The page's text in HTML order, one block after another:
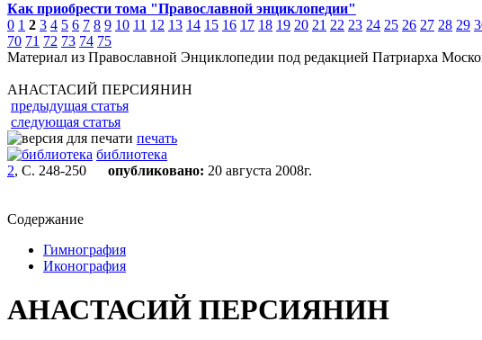
Как приобрести тома "Православной энциклопедии"
0 1 2 3 4 5 6 7 8 9 10 11 12 13 14 15 16 17 18 19 20 21 22 23 24 25 26 27 28 29
70 71 72 73 74 75
Материал из Православной Энциклопедии под редакцией Патриарха
АНАСТАСИЙ ПЕРСИЯНИН
предыдущая статья
следующая статья
печать
библиотека
2, С. 248-250 опубликовано: 20 августа 2008г.
Содержание
Гимнография
Иконография
АНАСТАСИЙ ПЕРСИЯНИН